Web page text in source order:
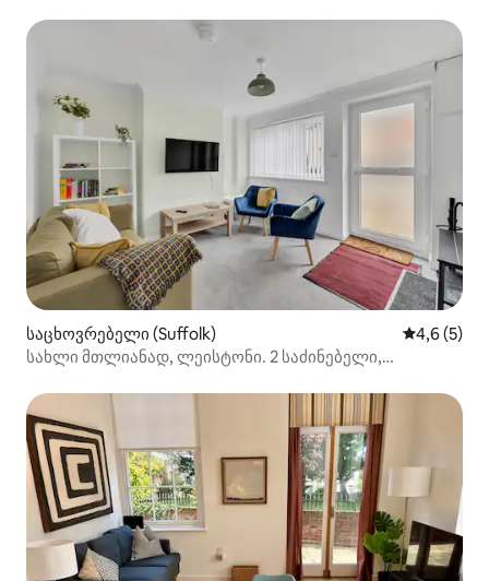
საცხოვრებელი (Suffolk) საშუალო
4,6 (5)
სახლი მთლიანად, ლეისტონი. 2 საძინებელი,